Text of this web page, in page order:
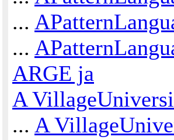
...
...
ARGE ja
A
... A